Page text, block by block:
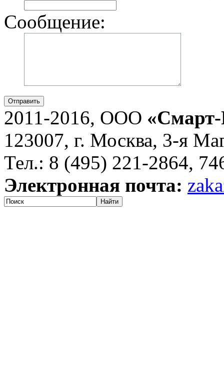
Сообщение:
Отправить
2011-2016, ООО
123007, г. Москва, 3-я
Тел.: 8 (495) 221-2864,
Электронная почта:
Найти